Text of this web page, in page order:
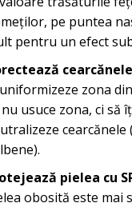
pe puntea
pentru un efect
cearcănele
zona
usuce zona, ci să
pielea cu
obosită este mai